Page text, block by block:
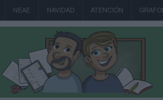
NEAE NAVIDAD ATENCIÓN